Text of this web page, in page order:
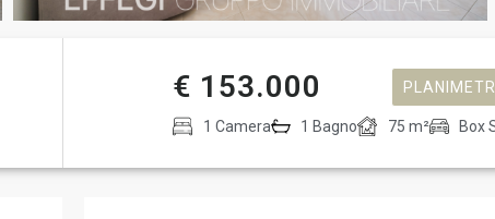
€ 153.000
1 Camera 1 Bagno 75 m² Box